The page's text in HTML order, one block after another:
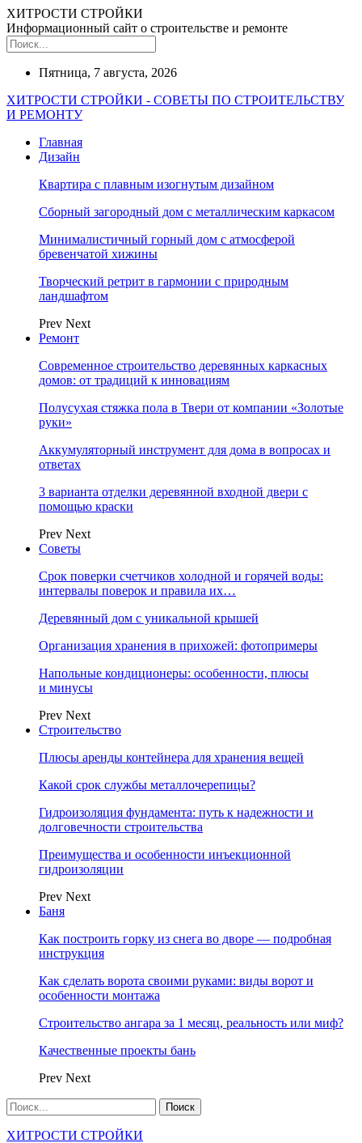
ХИТРОСТИ СТРОЙКИ
Информационный сайт о строительстве и ремонте
Пятница, 7 августа, 2026
ХИТРОСТИ СТРОЙКИ - СОВЕТЫ ПО СТРОИТЕЛЬСТВУ
И РЕМОНТУ
Главная
Дизайн
Квартира с плавным изогнутым дизайном
Сборный загородный дом с металлическим каркасом
Минималистичный горный дом с атмосферой
бревенчатой хижины
Творческий ретрит в гармонии с природным
ландшафтом
Prev Next
Ремонт
Современное строительство деревянных каркасных
домов: от традиций к инновациям
Полусухая стяжка пола в Твери от компании «Золотые
руки»
Аккумуляторный инструмент для дома в вопросах и
ответах
3 варианта отделки деревянной входной двери с
помощью краски
Prev Next
Советы
Срок поверки счетчиков холодной и горячей воды:
интервалы поверок и правила их…
Деревянный дом с уникальной крышей
Организация хранения в прихожей: фотопримеры
Напольные кондиционеры: особенности, плюсы
и минусы
Prev Next
Строительство
Плюсы аренды контейнера для хранения вещей
Какой срок службы металлочерепицы?
Гидроизоляция фундамента: путь к надежности и
долговечности строительства
Преимущества и особенности инъекционной
гидроизоляции
Prev Next
Баня
Как построить горку из снега во дворе — подробная
инструкция
Как сделать ворота своими руками: виды ворот и
особенности монтажа
Строительство ангара за 1 месяц, реальность или миф?
Качественные проекты бань
Prev Next
ХИТРОСТИ СТРОЙКИ